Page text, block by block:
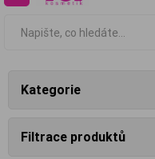
Kategorie
Filtrace produktů